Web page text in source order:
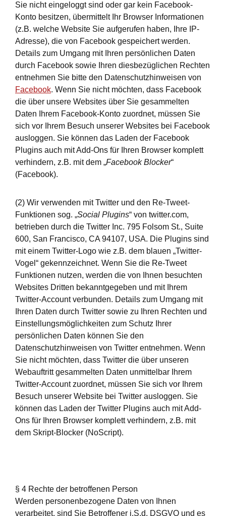
Sie nicht eingeloggt sind oder gar kein Facebook-
Konto besitzen, übermittelt Ihr Browser Informationen
(z.B. welche Website Sie aufgerufen haben, Ihre IP-
Adresse), die von Facebook gespeichert werden.
Details zum Umgang mit Ihren persönlichen Daten
durch Facebook sowie Ihren diesbezüglichen Rechten
entnehmen Sie bitte den Datenschutzhinweisen von
Facebook. Wenn Sie nicht möchten, dass Facebook
die über unsere Websites über Sie gesammelten
Daten Ihrem Facebook-Konto zuordnet, müssen Sie
sich vor Ihrem Besuch unserer Websites bei Facebook
ausloggen. Sie können das Laden der Facebook
Plugins auch mit Add-Ons für Ihren Browser komplett
verhindern, z.B. mit dem „Facebook Blocker“
(Facebook).
(2) Wir verwenden mit Twitter und den Re-Tweet-
Funktionen sog. „Social Plugins“ von twitter.com,
betrieben durch die Twitter Inc. 795 Folsom St., Suite
600, San Francisco, CA 94107, USA. Die Plugins sind
mit einem Twitter-Logo wie z.B. dem blauen „Twitter-
Vogel“ gekennzeichnet. Wenn Sie die Re-Tweet
Funktionen nutzen, werden die von Ihnen besuchten
Websites Dritten bekanntgegeben und mit Ihrem
Twitter-Account verbunden. Details zum Umgang mit
Ihren Daten durch Twitter sowie zu Ihren Rechten und
Einstellungsmöglichkeiten zum Schutz Ihrer
persönlichen Daten können Sie den
Datenschutzhinweisen von Twitter entnehmen. Wenn
Sie nicht möchten, dass Twitter die über unseren
Webauftritt gesammelten Daten unmittelbar Ihrem
Twitter-Account zuordnet, müssen Sie sich vor Ihrem
Besuch unserer Website bei Twitter ausloggen. Sie
können das Laden der Twitter Plugins auch mit Add-
Ons für Ihren Browser komplett verhindern, z.B. mit
dem Skript-Blocker (NoScript).
§ 4 Rechte der betroffenen Person
Werden personenbezogene Daten von Ihnen
verarbeitet, sind Sie Betroffener i.S.d. DSGVO und es